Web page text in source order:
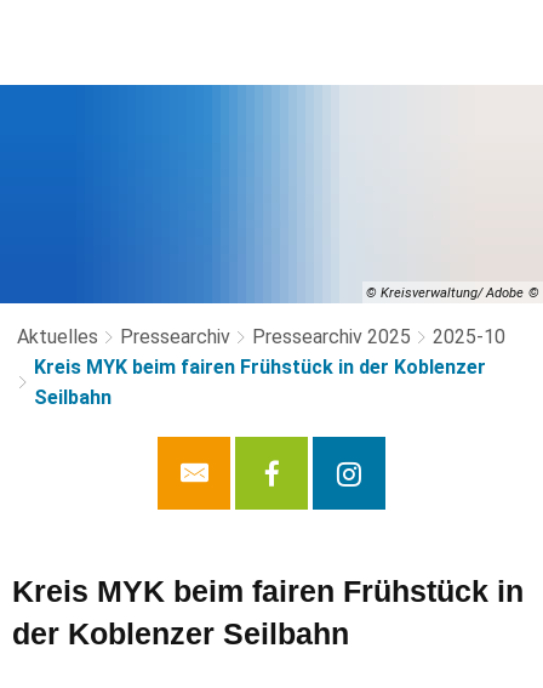
© Kreisverwaltung/ Adobe
Aktuelles Pressearchiv Pressearchiv 2025
2025-10
Kreis MYK beim fairen Frühstück in der Koblenzer
Seilbahn
Kreis MYK beim fairen Frühstück in
der Koblenzer Seilbahn